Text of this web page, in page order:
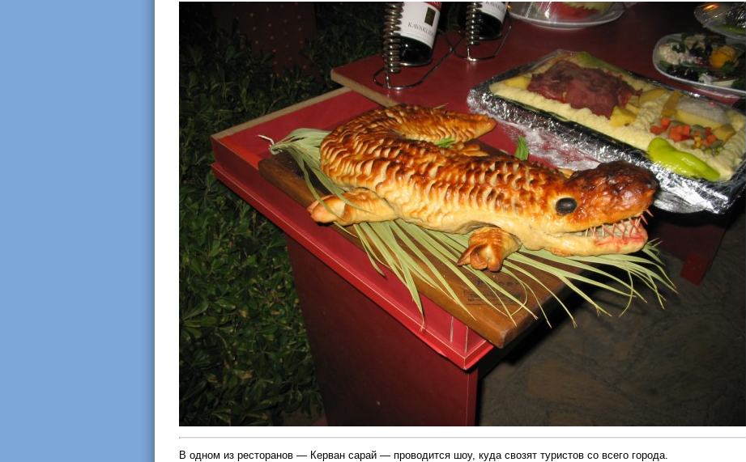
В одном из ресторанов — Керван сарай — проводится шоу, куда свозят туристов со всего города.